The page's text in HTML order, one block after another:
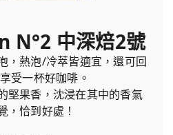
N°2 中深焙2號
，熱泡/冷萃皆適宜，還可回
受一杯好咖啡。
堅果香，沈浸在其中的香氣
，恰到好處！